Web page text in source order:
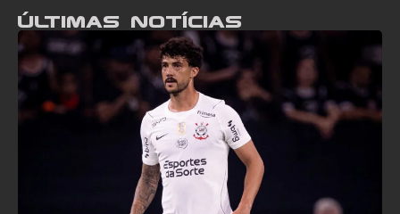
Últimas notícias